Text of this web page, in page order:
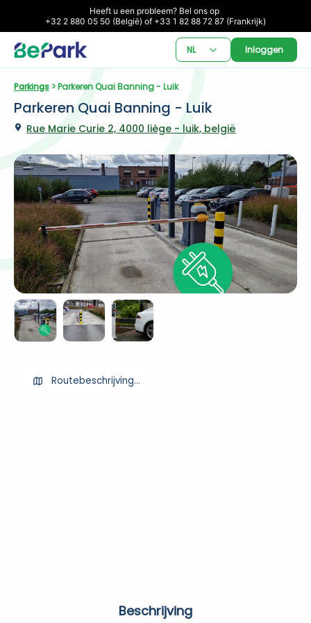
Heeft u een probleem? Bel ons op
+32 2 880 05 50 (België) of +33 1 82 88 72 87 (Frankrijk)
NL Inloggen
Parkings > Parkeren Quai Banning - Luik
Parkeren Quai Banning - Luik
Rue Marie Curie 2, 4000 liège - luik, belgië
Routebeschrijving ophalen
Beschrijving